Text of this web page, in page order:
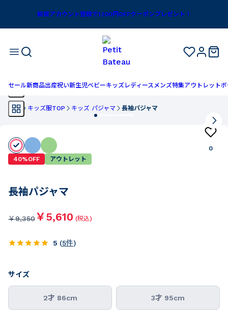
新規アカウント登録で1,100円OFFクーポンプレゼント！
セール新商品出産祝い新生児ベビーキッズ レディースメンズ特集アウトレットボ
TOP キッズ服TOP キッズ パジャマ 長袖パジャマ
0
40%OFF
アウトレット
長袖パジャマ
￥9,350￥5,610 (税込)
5 (5件)
サイズ
2才 86cm 3才 95cm